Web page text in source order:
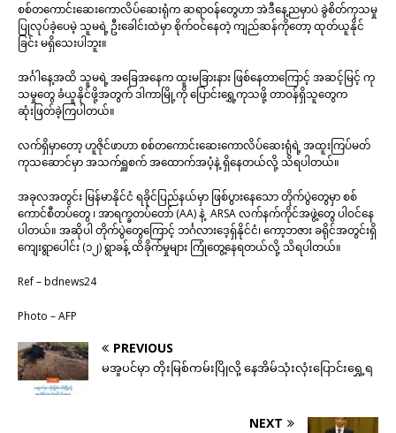
စစ်တကောင်းဆေးကောလိပ်ဆေးရုံက ဆရာဝန်တွေဟာ အဲဒီနေ့ညမှာပဲ ခွဲစိတ်ကုသမှု
ပြုလုပ်ခဲ့ပေမဲ့ သူမရဲ့ ဦးခေါင်းထဲမှာ စိုက်ဝင်နေတဲ့ ကျည်ဆန်ကိုတော့ ထုတ်ယူနိုင်
ခြင်း မရှိသေးပါဘူး။
အင်္ဂါနေ့အထိ သူမရဲ့ အခြေအနေက ထူးမခြားနား ဖြစ်နေတာကြောင့် အဆင့်မြင့် ကု
သမှုတွေ ခံယူနိုင်ဖို့အတွက် ဒါကာမြို့ကို ပြောင်းရွှေ့ကုသဖို့ တာဝန်ရှိသူတွေက
ဆုံးဖြတ်ခဲ့ကြပါတယ်။
လက်ရှိမှာတော့ ဟူဇိုင်ဖာဟာ စစ်တကောင်းဆေးကောလိပ်ဆေးရုံရဲ့ အထူးကြပ်မတ်
ကုသဆောင်မှာ အသက်ရှူစက် အထောက်အပံ့နဲ့ ရှိနေတယ်လို့ သိရပါတယ်။
အခုလအတွင်း မြန်မာနိုင်ငံ ရခိုင်ပြည်နယ်မှာ ဖြစ်ပွားနေသော တိုက်ပွဲတွေမှာ စစ်
ကောင်စီတပ်တွေ ၊ အာရက္ခတပ်တော် (AA) နဲ့ ARSA လက်နက်ကိုင်အဖွဲ့တွေ ပါဝင်နေ
ပါတယ်။ အဆိုပါ တိုက်ပွဲတွေကြောင့် ဘင်္ဂလားဒေ့ရှ်နိုင်ငံ၊ ကော့ဘဇား ခရိုင်အတွင်းရှိ
ကျေးရွာပေါင်း (၁၂) ရွာခန့် ထိခိုက်မှုများ ကြုံတွေ့နေရတယ်လို့ သိရပါတယ်။
Ref – bdnews24
Photo – AFP
PREVIOUS
မအူပင်မှာ တိုးမြစ်ကမ်းပြိုလို့ နေအိမ်သုံးလုံးပြောင်းရွှေ့ရ
NEXT